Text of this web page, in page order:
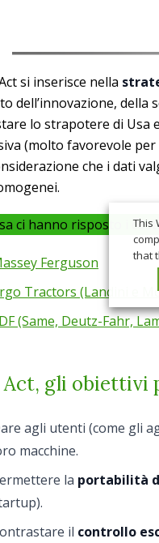
si inserisce nella
dell’innovazione, della
lo strapotere di Usa
(molto favorevole
che i dati
ci hanno risposto i
Ferguson
Tractors (Landini e
(Same, Deutz-Fahr,
Act, gli obiettivi
agli utenti (come gli
macchine.
la portabilità
il controllo
This
that